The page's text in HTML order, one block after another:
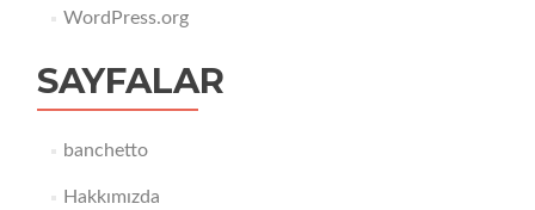
WordPress.org
SAYFALAR
banchetto
Hakkımızda